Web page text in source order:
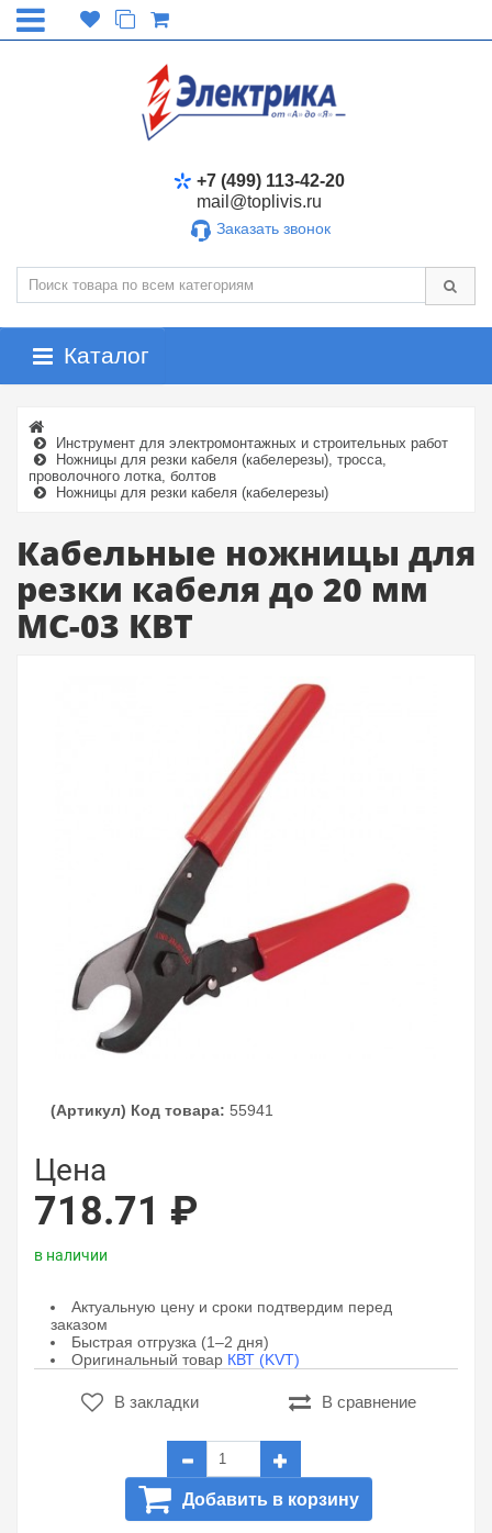
+7 (499) 113-42-20
mail@toplivis.ru
Заказать звонок
Каталог
Инструмент для электромонтажных и строительных работ
Ножницы для резки кабеля (кабелерезы), тросса,
проволочного лотка, болтов
Ножницы для резки кабеля (кабелерезы)
Кабельные ножницы для
резки кабеля до 20 мм
MC-03 КВТ
(Артикул) Код товара: 55941
Цена
718.71 ₽
в наличии
Актуальную цену и сроки подтвердим перед
заказом
Быстрая отгрузка (1–2 дня)
Оригинальный товар КВТ (KVT)
В закладки В сравнение
Добавить в корзину